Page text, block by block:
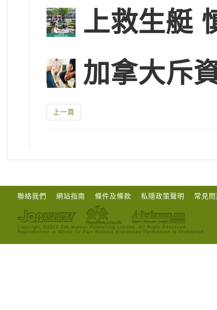
上救生艇
加拿大斥
上一頁
聯絡我們 網站指南 條件及條款 私隱政策聲明 常見
Copyright ©2013 Job Market Publishing Limited. All Right Reserved.
Reproduction in Whole Or Part Without Expressed Permission is Prohibited.